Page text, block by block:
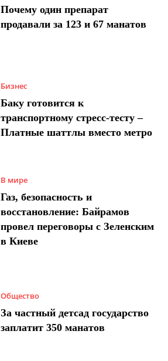
Почему один препарат
продавали за 123 и 67 манатов
Бизнес
Баку готовится к
транспортному стресс-тесту –
Платные шаттлы вместо метро
В мире
Газ, безопасность и
восстановление: Байрамов
провел переговоры с Зеленским
в Киеве
Общество
За частный детсад государство
заплатит 350 манатов